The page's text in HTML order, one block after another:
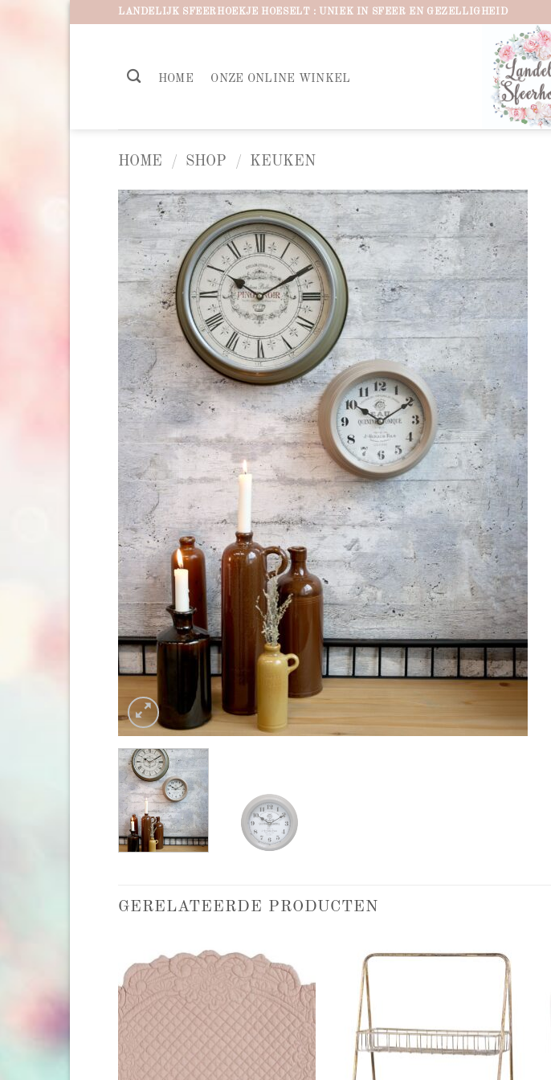
LANDELIJK SFEERHOEKJE HOESELT : UNIEK IN SFEER EN GEZELLIGHEID
HOME ONZE ONLINE WINKEL
HOME / SHOP / KEUKEN
Add to
wishlist
GERELATEERDE PRODUCTEN
Add to
wishlist
Add to
wishlist